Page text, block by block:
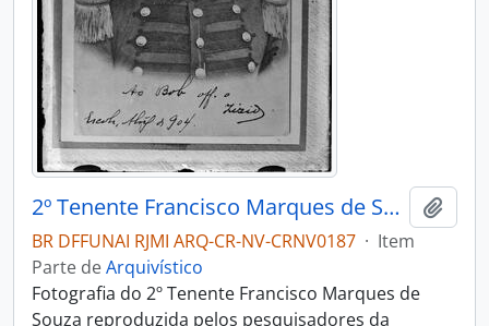
2º Tenente Francisco Marques de Souza
BR DFFUNAI RJMI ARQ-CR-NV-CRNV0187 · Item
Parte deArquivístico
Fotografia do 2º Tenente Francisco Marques de
Souza reproduzida pelos pesquisadores da